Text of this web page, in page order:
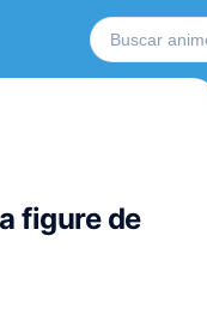
Buscar no site
figure de